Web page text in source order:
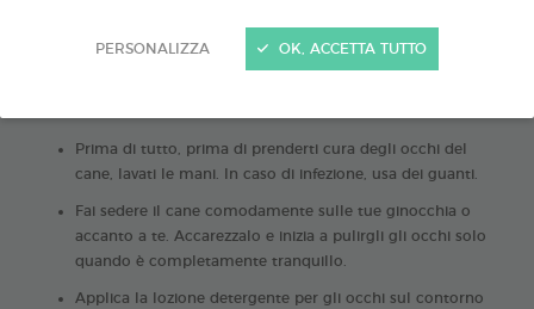
PERSONALIZZA OK, ACCETTA TUTTO
è un’operazione semplice se si fa con
gesti colpi delicati, ma decisi e se l'animale si sente tranquillo.
Prima di tutto, prima di prenderti cura degli occhi del
cane, lavati le mani. In caso di infezione, usa dei guanti.
Fai sedere il cane comodamente sulle tue ginocchia o
accanto a te. Accarezzalo e inizia a pulirgli gli occhi solo
quando è completamente tranquillo.
Applica la lozione detergente per gli occhi sul contorno